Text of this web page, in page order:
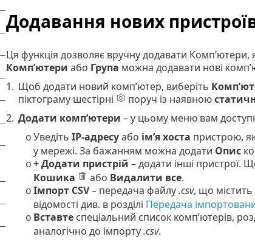
Додавання нових
Ця функція дозволяє вручну додавати
Комп’ютери або Група можна додавати нові
1. Щоб додати новий комп’ютер, виберіть
піктограму шестірні
поруч із наявною
2. Додати комп’ютери – у цьому меню вам
o Уведіть IP-адресуабо ім’я хоста пристрою,
у мережі. За бажанням можна додати Опис
o + Додати пристрій – додати інші пристрої.
Кошика
або Видалити все.
o Імпорт CSV– передача файлу.csv, що містить
відомості див. в розділі Передача
o Вставтеспеціальний список комп’ютерів,
аналогічно до імпорту.csv.